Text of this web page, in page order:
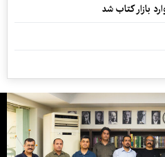
بازار کتاب شد